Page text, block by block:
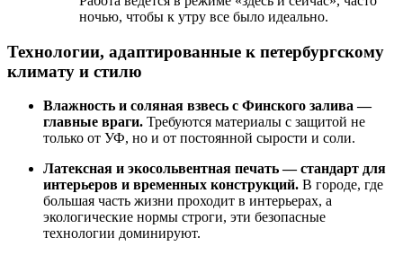
ночью, чтобы к утру все было идеально.
Технологии, адаптированные к петербургскому
климату и стилю
Влажность и соляная взвесь с Финского залива —
главные враги. Требуются материалы с защитой не
только от УФ, но и от постоянной сырости и соли.
Латексная и экосольвентная печать — стандарт для
интерьеров и временных конструкций. В городе, где
большая часть жизни проходит в интерьерах, а
экологические нормы строги, эти безопасные
технологии доминируют.